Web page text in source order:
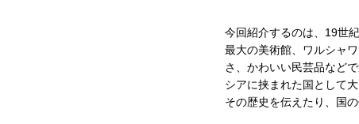
今回紹介するのは、19世
最大の美術館、ワルシャ
さ、かわいい民芸品など
シアに挟まれた国として
その歴史を伝えたり、国